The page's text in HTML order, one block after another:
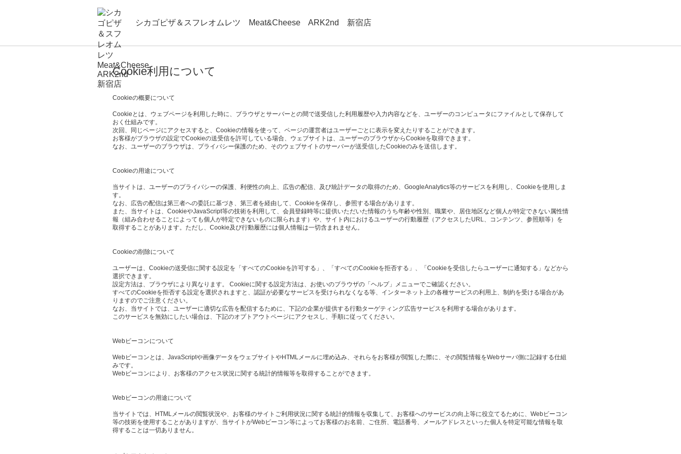
シカゴピザ＆スフレオムレツ Meat&Cheese ARK2nd 新宿店
Cookie利用について
Cookieの概要について
Cookieとは、ウェブページを利用した時に、ブラウザとサーバーとの間で送受信した利用履歴や入力内容などを、ユーザーのコンピュータにファイルとして保存して
おく仕組みです。
次回、同じページにアクセスすると、Cookieの情報を使って、ページの運営者はユーザーごとに表示を変えたりすることができます。
お客様がブラウザの設定でCookieの送受信を許可している場合、ウェブサイトは、ユーザーのブラウザからCookieを取得できます。
なお、ユーザーのブラウザは、プライバシー保護のため、そのウェブサイトのサーバーが送受信したCookieのみを送信します。
Cookieの用途について
当サイトは、ユーザーのプライバシーの保護、利便性の向上、広告の配信、及び統計データの取得のため、GoogleAnalytics等のサービスを利用し、Cookieを使用しま
す。
なお、広告の配信は第三者への委託に基づき、第三者を経由して、Cookieを保存し、参照する場合があります。
また、当サイトは、CookieやJavaScript等の技術を利用して、会員登録時等に提供いただいた情報のうち年齢や性別、職業や、居住地区など個人が特定できない属性情
報（組み合わせることによっても個人が特定できないものに限られます）や、サイト内におけるユーザーの行動履歴（アクセスしたURL、コンテンツ、参照順等）を
取得することがあります。ただし、Cookie及び行動履歴には個人情報は一切含まれません。
Cookieの削除について
ユーザーは、Cookieの送受信に関する設定を「すべてのCookieを許可する」、「すべてのCookieを拒否する」、「Cookieを受信したらユーザーに通知する」などから
選択できます。
設定方法は、ブラウザにより異なります。 Cookieに関する設定方法は、お使いのブラウザの「ヘルプ」メニューでご確認ください。
すべてのCookieを拒否する設定を選択されますと、認証が必要なサービスを受けられなくなる等、インターネット上の各種サービスの利用上、制約を受ける場合があ
りますのでご注意ください。
なお、当サイトでは、ユーザーに適切な広告を配信するために、下記の企業が提供する行動ターゲティング広告サービスを利用する場合があります。
このサービスを無効にしたい場合は、下記のオプトアウトページにアクセスし、手順に従ってください。
Webビーコンについて
Webビーコンとは、JavaScriptや画像データをウェブサイトやHTMLメールに埋め込み、それらをお客様が閲覧した際に、その閲覧情報をWebサーバ側に記録する仕組
みです。
Webビーコンにより、お客様のアクセス状況に関する統計的情報等を取得することができます。
Webビーコンの用途について
当サイトでは、HTMLメールの閲覧状況や、お客様のサイトご利用状況に関する統計的情報を収集して、お客様へのサービスの向上等に役立てるために、Webビーコン
等の技術を使用することがありますが、当サイトがWebビーコン等によってお客様のお名前、ご住所、電話番号、メールアドレスといった個人を特定可能な情報を取
得することは一切ありません。